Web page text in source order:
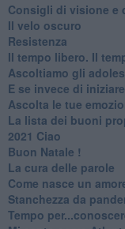
​Consigli di visione e
​Il velo oscuro
Resistenza
​Il tempo libero. Il
Ascoltiamo gli
​E se invece di
​Ascolta le tue
​La lista dei buoni
2021 Ciao
Buon Natale !
​La cura delle parole
​Come nasce un
Stanchezza da
​Tempo